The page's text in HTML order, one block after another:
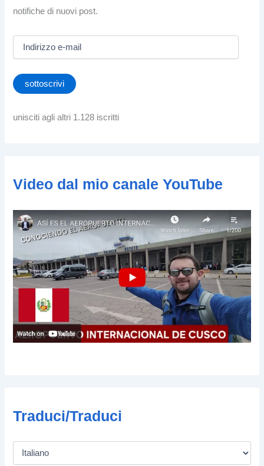
notifiche di nuovi post.
i
r
z
a
sottoscrivi
unisciti agli altri 1.128 iscritti
Video dal mio canale YouTube
Traduci/Traduci